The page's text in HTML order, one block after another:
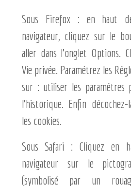
Sous Firefox : en haut
navigateur, cliquez sur le
aller dans l’onglet Options.
Vie privée. Paramétrez les
sur : utiliser les paramètres
l’historique. Enfin
les cookies.
Sous Safari : Cliquez en
navigateur sur le
(symbolisé par un